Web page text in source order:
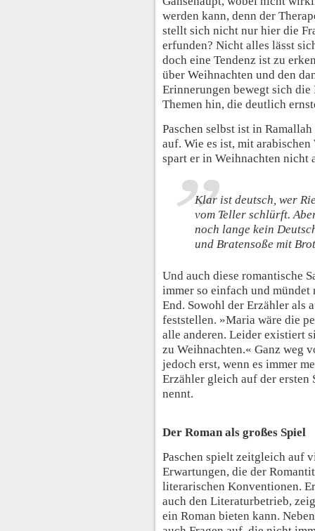
werden kann, denn der
stellt sich nicht nur hier die
erfunden? Nicht alles lässt
doch eine Tendenz ist zu
über Weihnachten und den
Erinnerungen bewegt sich
Themen hin, die deutlich
Paschen selbst ist in
auf. Wie es ist, mit
spart er in Weihnachten nicht
Klar ist deutsch, wer
vom Teller schlürft.
noch lange kein
und Bratensoße mit
Und auch diese romantische
immer so einfach und
End. Sowohl der Erzähler als
feststellen. »Maria wäre die
alle anderen. Leider existiert
zu Weihnachten.« Ganz weg
jedoch erst, wenn es immer
Erzähler gleich auf der ersten
nennt.
Der Roman als großes Spiel
Paschen spielt zeitgleich auf
Erwartungen, die der
literarischen Konventionen.
auch den Literaturbetrieb,
ein Roman bieten kann.